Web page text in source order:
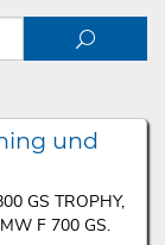
und
GS TROPHY,
F 700 GS.